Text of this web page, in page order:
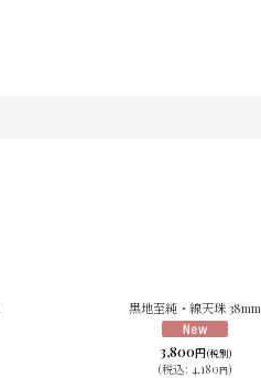
黒地至純・線天珠 38mm
3,800円(税別)
(税込: 4,180円)